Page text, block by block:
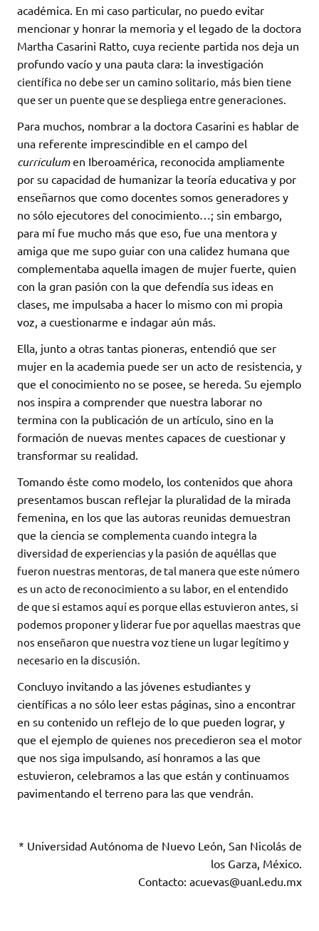
académica. En mi caso particular, no puedo evitar
mencionar y honrar la memoria y el legado de la doctora
Martha Casarini Ratto, cuya reciente partida nos deja un
profundo vacío y una pauta clara: la investigación
científica no debe ser un camino solitario, más bien tiene
que ser un puente que se despliega entre generaciones.
Para muchos, nombrar a la doctora Casarini es hablar de
una referente imprescindible en el campo del
curriculumen Iberoamérica, reconocida ampliamente
por su capacidad de humanizar la teoría educativa y por
enseñarnos que como docentes somos generadores y
no sólo ejecutores del conocimiento…; sin embargo,
para mí fue mucho más que eso, fue una mentora y
amiga que me supo guiar con una calidez humana que
complementaba aquella imagen de mujer fuerte, quien
con la gran pasión con la que defendía sus ideas en
clases, me impulsaba a hacer lo mismo con mi propia
voz, a cuestionarme e indagar aún más.
Ella, junto a otras tantas pioneras, entendió que ser
mujer en la academia puede ser un acto de resistencia, y
que el conocimiento no se posee, se hereda. Su ejemplo
nos inspira a comprender que nuestra laborar no
termina con la publicación de un artículo, sino en la
formación de nuevas mentes capaces de cuestionar y
transformar su realidad.
Tomando éste como modelo, los contenidos que ahora
presentamos buscan reflejar la pluralidad de la mirada
femenina, en los que las autoras reunidas demuestran
que la ciencia se complementa cuando integra la
diversidad de experiencias y la pasión de aquéllas que
fueron nuestras mentoras, de tal manera que este número
es un acto de reconocimiento a su labor, en el entendido
de que si estamos aquí es porque ellas estuvieron antes, si
podemos proponer y liderar fue por aquellas maestras que
nos enseñaron que nuestra voz tiene un lugar legítimo y
necesario en la discusión.
Concluyo invitando a las jóvenes estudiantes y
científicas a no sólo leer estas páginas, sino a encontrar
en su contenido un reflejo de lo que pueden lograr, y
que el ejemplo de quienes nos precedieron sea el motor
que nos siga impulsando, así honramos a las que
estuvieron, celebramos a las que están y continuamos
pavimentando el terreno para las que vendrán.
* Universidad Autónoma de Nuevo León, San Nicolás de
los Garza, México.
Contacto: acuevas@uanl.edu.mx